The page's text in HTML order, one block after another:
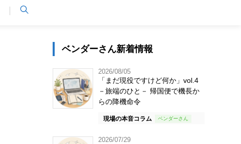
ベンダーさん新着情報
2026/08/05
「まだ現役ですけど何か」vol.4
－旅端のひと－ 帰国便で機長か
らの降機命令
現場の本音コラム
2026/07/29